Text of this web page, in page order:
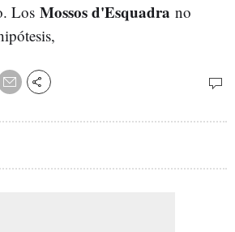
Los Mossos d'Esquadra no